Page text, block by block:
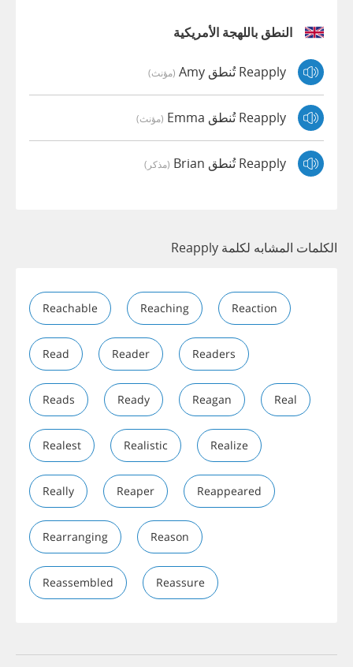
النطق باللهجة الأمريكية
Reapply تُنطق Amy (مؤنث)
Reapply تُنطق Emma (مؤنث)
Reapply تُنطق Brian (مذكر)
الكلمات المشابه لكلمة Reapply
Reachable Reaching Reaction
Read Reader Readers
Reads Ready Reagan Real
Realest Realistic Realize
Really Reaper Reappeared
Rearranging Reason
Reassembled Reassure